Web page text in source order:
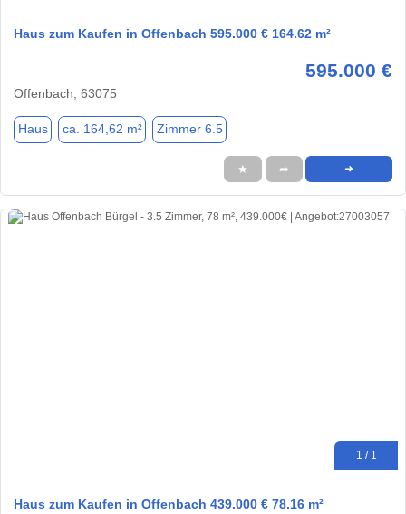
Haus zum Kaufen in Offenbach 595.000 € 164.62 m²
595.000 €
Offenbach, 63075
Haus ca. 164,62 m² Zimmer 6.5
★ ➦ ➜
1 / 1
Haus zum Kaufen in Offenbach 439.000 € 78.16 m²